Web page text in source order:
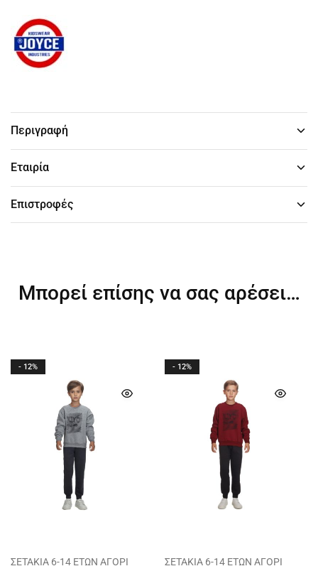
Περιγραφή
Εταιρία
Επιστροφές
Μπορεί επίσης να σας αρέσει…
- 12%
ΣΕΤΑΚΙΑ 6-14 ΕΤΩΝ ΑΓΟΡΙ
- 12%
ΣΕΤΑΚΙΑ 6-14 ΕΤΩΝ ΑΓΟΡΙ